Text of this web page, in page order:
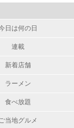
日は何の日
連載
新着店舗
ラーメン
食べ放題
当地グルメ